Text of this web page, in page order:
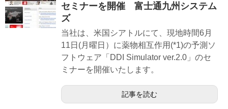
セミナーを開催 富士通九州システム
ズ
当社は、米国シアトルにて、現地時間6月
11日(月曜日）に薬物相互作用(*1)の予測ソ
フトウェア「DDI Simulator ver.2.0」のセ
ミナーを開催いたします。
記事を読む